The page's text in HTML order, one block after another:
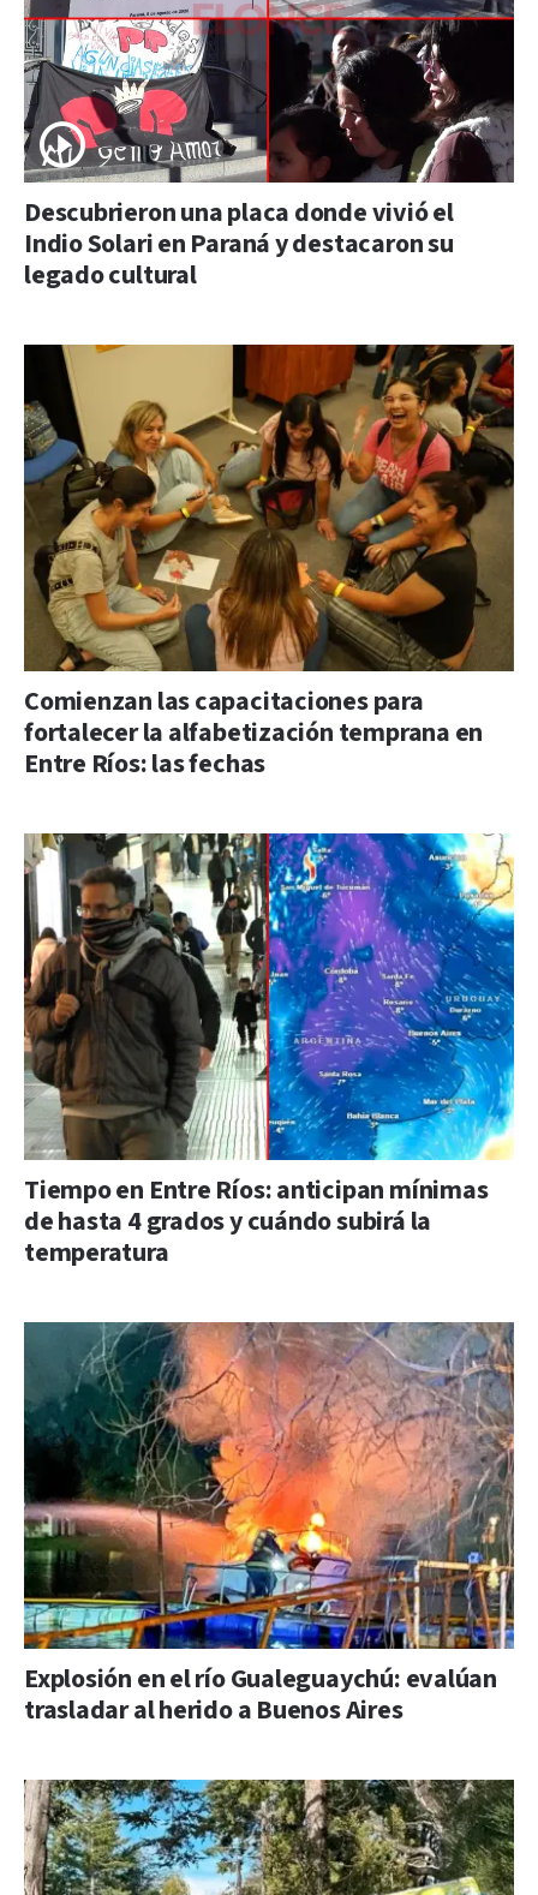
Descubrieron una placa donde vivió el
Indio Solari en Paraná y destacaron su
legado cultural
Comienzan las capacitaciones para
fortalecer la alfabetización temprana en
Entre Ríos: las fechas
Tiempo en Entre Ríos: anticipan mínimas
de hasta 4 grados y cuándo subirá la
temperatura
Explosión en el río Gualeguaychú: evalúan
trasladar al herido a Buenos Aires